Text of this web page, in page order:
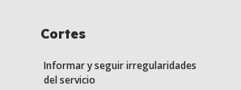
Cortes
Informar y seguir irregularidades
del servicio